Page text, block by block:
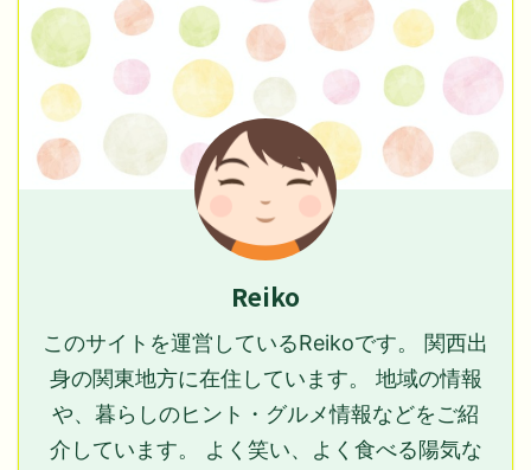
Reiko
このサイトを運営しているReikoです。 関西出
身の関東地方に在住しています。 地域の情報
や、暮らしのヒント・グルメ情報などをご紹
介しています。 よく笑い、よく食べる陽気な